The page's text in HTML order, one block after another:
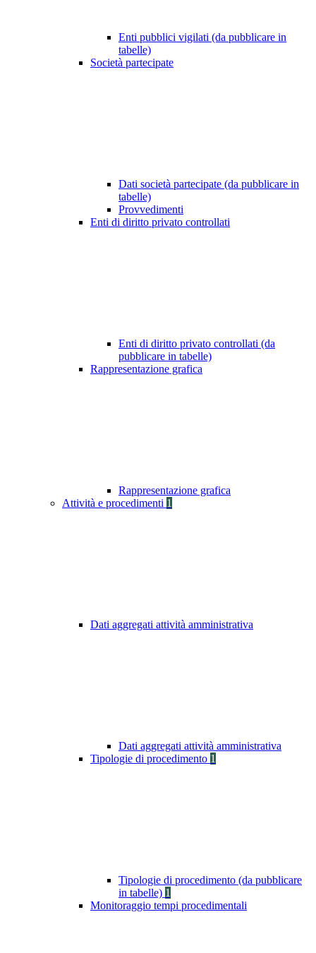
Enti pubblici vigilati (da pubblicare in
tabelle)
Società partecipate
Dati società partecipate (da pubblicare in
tabelle)
Provvedimenti
Enti di diritto privato controllati
Enti di diritto privato controllati (da
pubblicare in tabelle)
Rappresentazione grafica
Rappresentazione grafica
Attività e procedimenti 1
Dati aggregati attività amministrativa
Dati aggregati attività amministrativa
Tipologie di procedimento 1
Tipologie di procedimento (da pubblicare
in tabelle) 1
Monitoraggio tempi procedimentali